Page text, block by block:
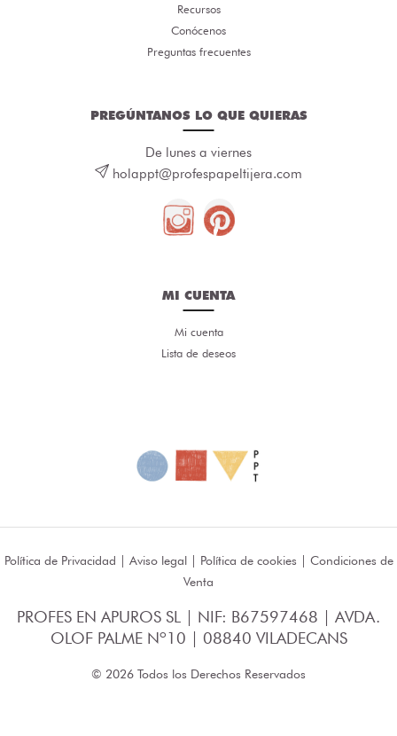
Recursos
Conócenos
Preguntas frecuentes
PREGÚNTANOS LO QUE QUIERAS
De lunes a viernes
holappt@profespapeltijera.com
MI CUENTA
Mi cuenta
Lista de deseos
Política de Privacidad | Aviso legal| Política de cookies | Condiciones de
Venta
PROFES EN APUROS SL | NIF: B67597468 | AVDA.
OLOF PALME Nº10 | 08840 VILADECANS
© 2026 Todos los Derechos Reservados